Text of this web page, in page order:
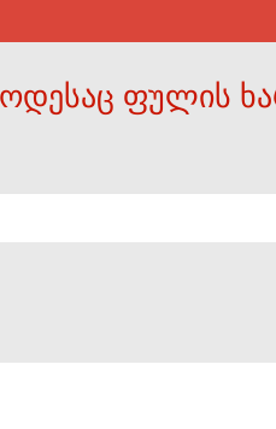
ფულის